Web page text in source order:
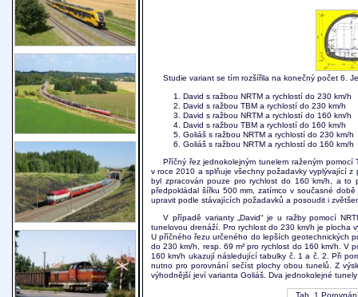
Studie variant se tím rozšířila na konečný počet 6.
David s ražbou NRTM a rychlostí do 230 km/h
David s ražbou TBM a rychlostí do 230 km/h
David s ražbou NRTM a rychlostí do 160 km/h
David s ražbou TBM a rychlostí do 160 km/h
Goliáš s ražbou NRTM a rychlostí do 230 km/h
Goliáš s ražbou NRTM a rychlostí do 160 km/h
Příčný řez jednokolejným tunelem raženým
v roce 2010 a splňuje všechny požadavky vyplývající
byl zpracován pouze pro rychlost do 160 km/h, a to
předpokládal šířku 500 mm, zatímco v současné
upravit podle stávajících požadavků a posoudit i
V případě varianty „David“ je u ražby pomocí
tunelovou drenáží. Pro rychlost do 230 km/h je plocha
U příčného řezu určeného do lepších geotechnických
do 230 km/h, resp. 69 m² pro rychlost do 160 km/h. V
160 km/h ukazují následující tabulky č. 1 a č. 2. Při
nutno pro porovnání sečíst plochy obou tunelů. Z
výhodnější jeví varianta Goliáš. Dva jednokolejné
Tab. 1